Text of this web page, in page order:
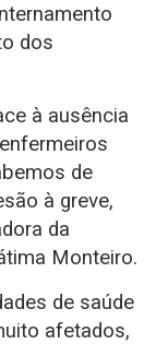
dos
à ausência
de
à greve,
da
Monteiro.
de saúde
afetados,